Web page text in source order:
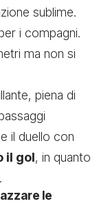
sublime.
i compagni.
ma non si
piena di
il duello con
il gol, in quanto
le